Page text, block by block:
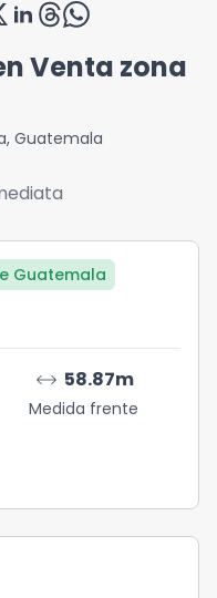
Venta zona
, Guatemala
Guatemala
arrow_range 58.87m
Medida frente